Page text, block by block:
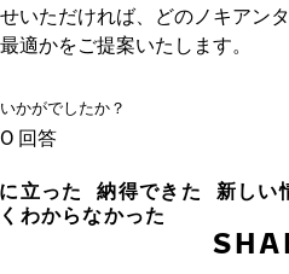
せいただければ、どのノキアン
最適かをご提案いたします。
いかがでしたか？
0 回答
立った 納得できた
新しい
わからなかった